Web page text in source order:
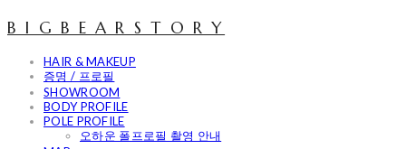
B I G B E A R S T O R Y
HAIR & MAKEUP
증명 / 프로필
SHOWROOM
BODY PROFILE
POLE PROFILE
오하운 폴프로필 촬영 안내